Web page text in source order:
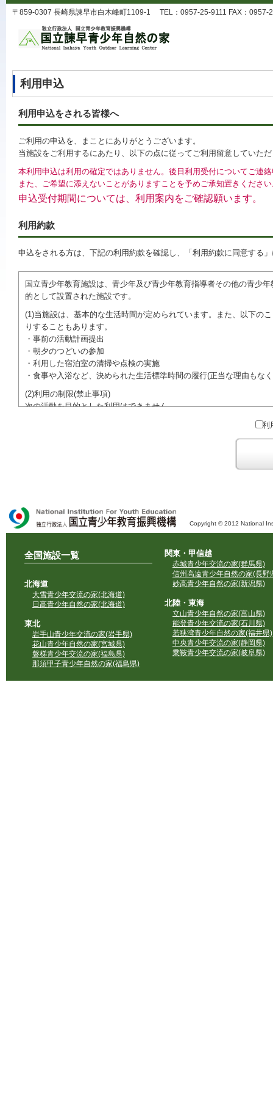
〒859-0307 長崎県諫早市白木峰町1109-1 TEL：0957-25-9111 FAX：0957-
利用申込
利用申込をされる皆様へ
ご利用の申込を、まことにありがとうございます。
当施設をご利用するにあたり、以下の点に従ってご利用留意していた
本利用申込は利用の確定ではありません。後日利用受付についてご連
また、ご希望に添えないことがありますことを予めご承知置きくださ
申込受付期間については、利用案内をご確認願います。
利用約款
申込をされる方は、下記の利用約款を確認し、「利用約款に同意する
国立青少年教育施設は、青少年及び青少年教育指導者その他の青少
的として設置された施設です。
(1)当施設は、基本的な生活時間が定められています。また、以下の
りすることもあります。
・事前の活動計画提出
・朝夕のつどいの参加
・利用した宿泊室の清掃や点検の実施
・食事や入浴など、決められた生活標準時間の履行(正当な理由も
(2)利用の制限(禁止事項)
次の活動を目的とした利用はできません。
●特定の政党を支持、またはこれに反対するための政治教育その他の
●特定の宗教を支持、またはこれに反対するための宗教教育その他
域での勧誘活動を行ったり、自らの団体の活動をアピールする活動等)
利
Copyright © 2012 National
全国施設一覧
北海道
大雪青少年交流の家(北海道)
日高青少年自然の家(北海道)
東北
岩手山青少年交流の家(岩手県)
花山青少年自然の家(宮城県)
磐梯青少年交流の家(福島県)
那須甲子青少年自然の家(福島県)
関東・甲信越
赤城青少年交流の家(群馬県)
信州高遠青少年自然の家(長野
妙高青少年自然の家(新潟県)
北陸・東海
立山青少年自然の家(富山県)
能登青少年交流の家(石川県)
若狭湾青少年自然の家(福井県)
中央青少年交流の家(静岡県)
乗鞍青少年交流の家(岐阜県)